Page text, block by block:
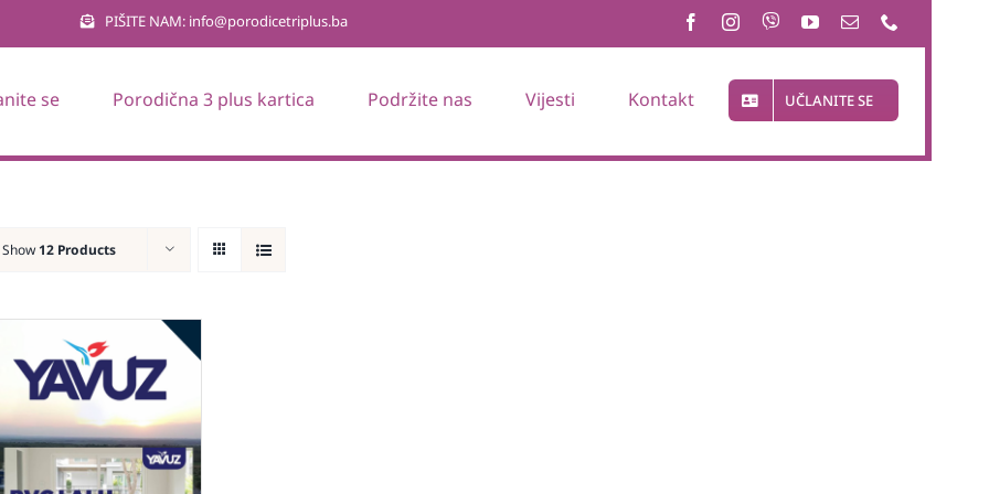
PIŠITE NAM: info@porodicetriplus.ba
se Porodična 3 plus kartica Podržite nas Vijesti Kontakt UČLANITE SE
Show 12 Products